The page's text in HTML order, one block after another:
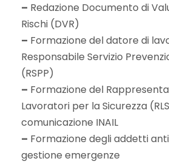
– Redazione Documento di
Rischi (DVR)
– Formazione del datore di
Responsabile Servizio
(RSPP)
– Formazione del
Lavoratori per la Sicurezza
comunicazione INAIL
– Formazione degli addetti
gestione emergenze